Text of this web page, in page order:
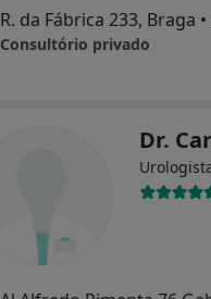
R. da Fábrica 233, Braga •
Consultório privado
Dr.